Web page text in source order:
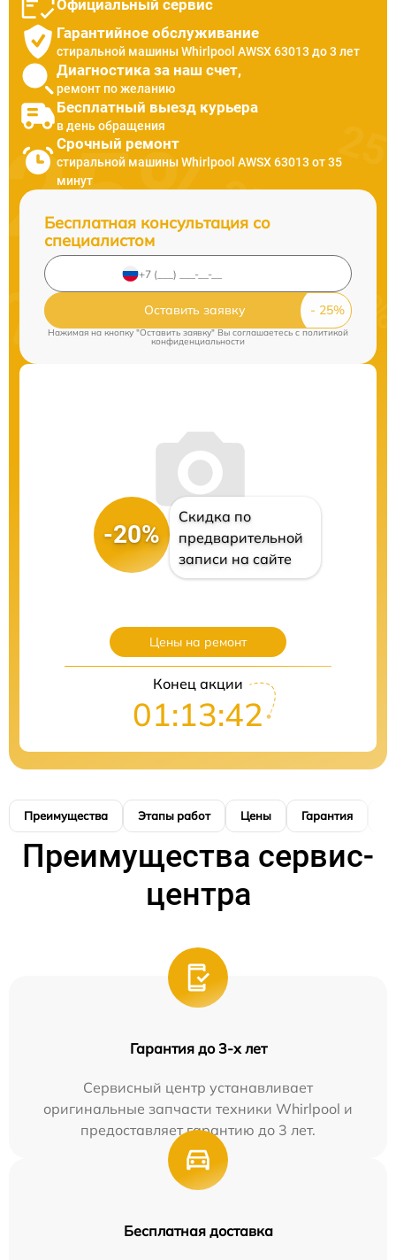
Официальный сервис
Гарантийное обслуживание
стиральной машины Whirlpool AWSX 63013 до 3 лет
Диагностика за наш счет,
ремонт по желанию
Бесплатный выезд курьера
в день обращения
Срочный ремонт
стиральной машины Whirlpool AWSX 63013 от 35
минут
Бесплатная консультация со
специалистом
Оставить заявку
Нажимая на кнопку "Оставить заявку" Вы соглашаетесь c политикой
конфиденциальности
-20%
Скидка по
предварительной
записи на сайте
Цены на ремонт
Конец акции
01:13:41
Преимущества Этапы работ Цены Гарантия
Преимущества сервис-
центра
Гарантия до 3-х лет
Сервисный центр устанавливает
оригинальные запчасти техники Whirlpool и
предоставляет гарантию до 3 лет.
Бесплатная доставка